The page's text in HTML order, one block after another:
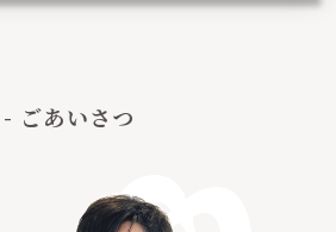
- ごあいさつ